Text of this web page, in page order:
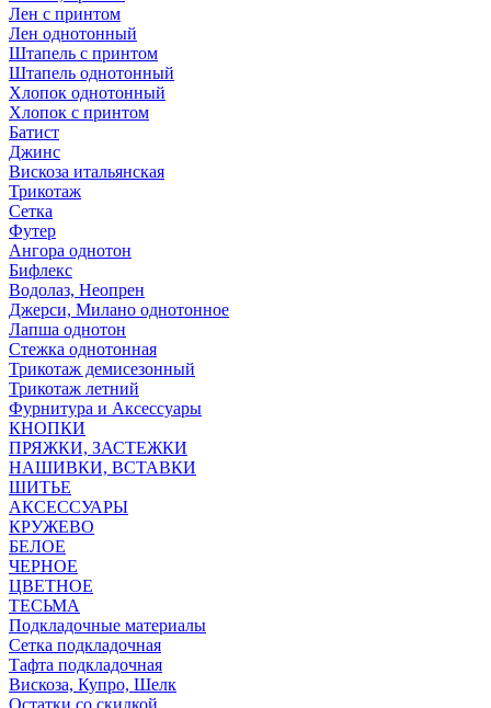
Лен с принтом
Лен однотонный
Штапель с принтом
Штапель однотонный
Хлопок однотонный
Хлопок с принтом
Батист
Джинс
Вискоза итальянская
Трикотаж
Сетка
Футер
Ангора однотон
Бифлекс
Водолаз, Неопрен
Джерси, Милано однотонное
Лапша однотон
Стежка однотонная
Трикотаж демисезонный
Трикотаж летний
Фурнитура и Аксессуары
КНОПКИ
ПРЯЖКИ, ЗАСТЕЖКИ
НАШИВКИ, ВСТАВКИ
ШИТЬЕ
АКСЕССУАРЫ
КРУЖЕВО
БЕЛОЕ
ЧЕРНОЕ
ЦВЕТНОЕ
ТЕСЬМА
Подкладочные материалы
Сетка подкладочная
Тафта подкладочная
Вискоза, Купро, Шелк
Остатки со скидкой